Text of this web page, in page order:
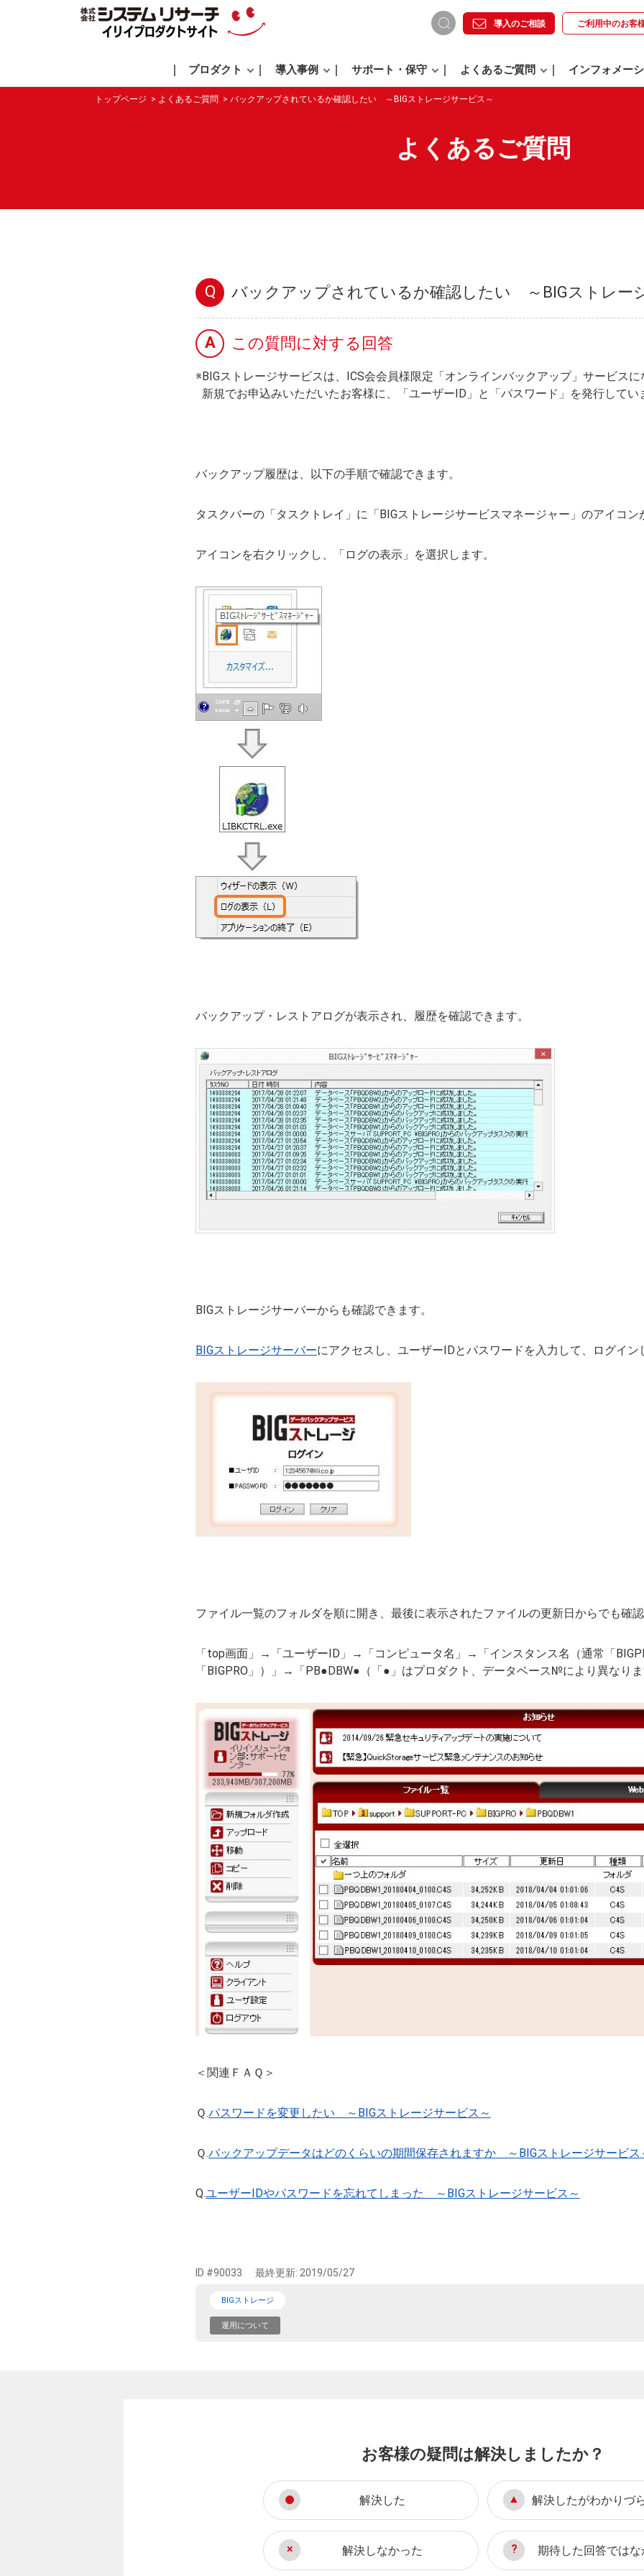
導入のご相談 ご利用中のお客
プロダクト 導入事例 サポート・保守 よくあるご質問 インフォメー
トップページ よくあるご質問 バックアップされているか確認したい ～BIGストレージサービス～
よくあるご質問
Q バックアップされているか確認したい ～BIGストレー
A この質問に対する回答
※BIGストレージサービスは、ICS会会員様限定「オンラインバックアップ」サービス
新規でお申込みいただいたお客様に、「ユーザーID」と「パスワード」を発行してい
バックアップ履歴は、以下の手順で確認できます。
タスクバーの「タスクトレイ」に「BIGストレージサービスマネージャー」のアイコ
アイコンを右クリックし、「ログの表示」を選択します。
バックアップ・レストアログが表示され、履歴を確認できます。
BIGストレージサーバーからも確認できます。
BIGストレージサーバーにアクセスし、ユーザーIDとパスワードを入力して、ログイン
ファイル一覧のフォルダを順に開き、最後に表示されたファイルの更新日からでも確
「top画面」→「ユーザーID」→「コンピュータ名」→「インスタンス名（通常「
「BIGPRO」）」→「PB●DBW●（「●」はプロダクト、データベース№により異なり
＜関連ＦＡＱ＞
Ｑ.パスワードを変更したい ～BIGストレージサービス～
Ｑ.バックアップデータはどのくらいの期間保存されますか ～BIGストレージサービス
Q.ユーザーIDやパスワードを忘れてしまった ～BIGストレージサービス～
ID #90033 最終更新: 2019/05/27
BIGストレージ
運用について
お客様の疑問は解決しましたか？
解決した 解決したがわかりづ
解決しなかった 期待した回答では